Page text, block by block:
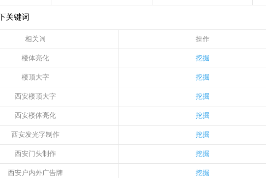
关键词
相关词 操作
楼体亮化 挖掘
楼顶大字 挖掘
西安楼顶大字 挖掘
西安楼体亮化 挖掘
西安发光字制作 挖掘
西安门头制作 挖掘
西安户内外广告牌 挖掘